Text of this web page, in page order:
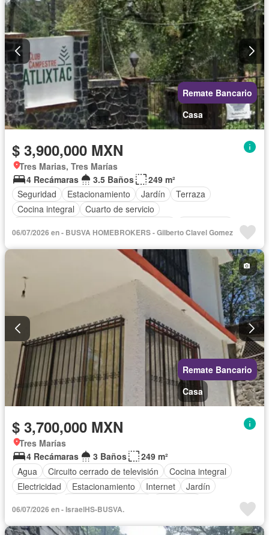
Terraza
Vista panorámica Wifi
Zonas verdes
Sin amueblar
Remate Bancario
Casa
$ 3,900,000 MXN
Tres Marias, Tres Marías
4 Recámaras
3.5 Baños
249 m²
Seguridad
Estacionamiento Jardín
Terraza
Cocina integral
Cuarto de servicio
Sala polivalente
Internet Electricidad
Agua
Televisión por cable
Gas natural
Zonas verdes
Despacho
Vista panorámica
Recámara con closet Sin amueblar
06/07/2026 en - BUSVA HOMEBROKERS - Gilberto Clavel Gomez
Remate Bancario
Casa
$ 3,700,000 MXN
Tres Marías
4 Recámaras
3 Baños
249 m²
Agua
Circuito cerrado de televisión
Cocina integral
Electricidad
Estacionamiento Internet
Jardín
Televisión por cable
Vista panorámica
Zonas verdes
Sin amueblar
06/07/2026 en - IsraelHS-BUSVA.